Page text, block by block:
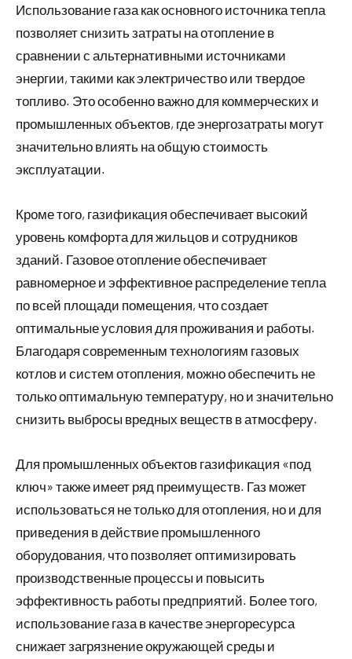
Использование газа как основного источника тепла
позволяет снизить затраты на отопление в
сравнении с альтернативными источниками
энергии, такими как электричество или твердое
топливо. Это особенно важно для коммерческих и
промышленных объектов, где энергозатраты могут
значительно влиять на общую стоимость
эксплуатации.
Кроме того, газификация обеспечивает высокий
уровень комфорта для жильцов и сотрудников
зданий. Газовое отопление обеспечивает
равномерное и эффективное распределение тепла
по всей площади помещения, что создает
оптимальные условия для проживания и работы.
Благодаря современным технологиям газовых
котлов и систем отопления, можно обеспечить не
только оптимальную температуру, но и значительно
снизить выбросы вредных веществ в атмосферу.
Для промышленных объектов газификация «под
ключ» также имеет ряд преимуществ. Газ может
использоваться не только для отопления, но и для
приведения в действие промышленного
оборудования, что позволяет оптимизировать
производственные процессы и повысить
эффективность работы предприятий. Более того,
использование газа в качестве энергоресурса
снижает загрязнение окружающей среды и